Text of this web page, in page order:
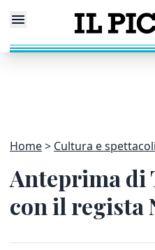
Home Cultura e spettacoli
Anteprima di
con il regista